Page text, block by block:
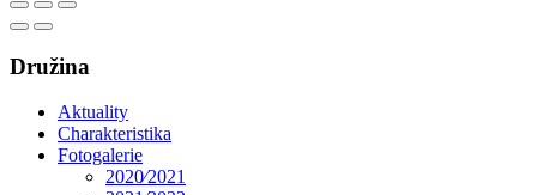
Družina
Aktuality
Charakteristika
Fotogalerie
2020⁄2021